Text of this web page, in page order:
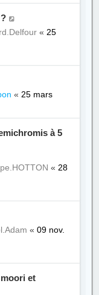
«25
«25 mars
à 5
«28
«09 nov.
et